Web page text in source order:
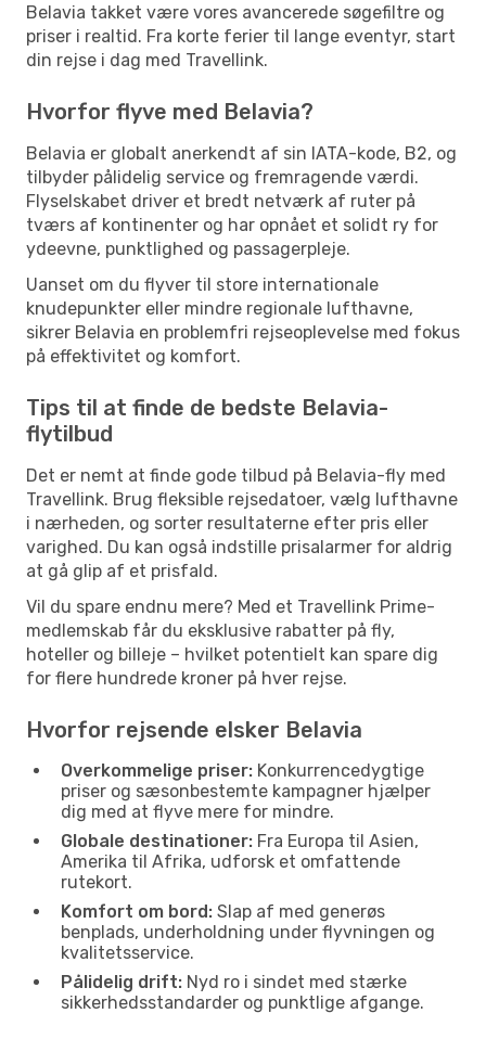
Belavia takket være vores avancerede søgefiltre og
priser i realtid. Fra korte ferier til lange eventyr, start
din rejse i dag med Travellink.
Hvorfor flyve med Belavia?
Belavia er globalt anerkendt af sin IATA-kode, B2, og
tilbyder pålidelig service og fremragende værdi.
Flyselskabet driver et bredt netværk af ruter på
tværs af kontinenter og har opnået et solidt ry for
ydeevne, punktlighed og passagerpleje.
Uanset om du flyver til store internationale
knudepunkter eller mindre regionale lufthavne,
sikrer Belavia en problemfri rejseoplevelse med fokus
på effektivitet og komfort.
Tips til at finde de bedste Belavia-
flytilbud
Det er nemt at finde gode tilbud på Belavia-fly med
Travellink. Brug fleksible rejsedatoer, vælg lufthavne
i nærheden, og sorter resultaterne efter pris eller
varighed. Du kan også indstille prisalarmer for aldrig
at gå glip af et prisfald.
Vil du spare endnu mere? Med et Travellink Prime-
medlemskab får du eksklusive rabatter på fly,
hoteller og billeje – hvilket potentielt kan spare dig
for flere hundrede kroner på hver rejse.
Hvorfor rejsende elsker Belavia
Overkommelige priser: Konkurrencedygtige
priser og sæsonbestemte kampagner hjælper
dig med at flyve mere for mindre.
Globale destinationer: Fra Europa til Asien,
Amerika til Afrika, udforsk et omfattende
rutekort.
Komfort om bord: Slap af med generøs
benplads, underholdning under flyvningen og
kvalitetsservice.
Pålidelig drift: Nyd ro i sindet med stærke
sikkerhedsstandarder og punktlige afgange.